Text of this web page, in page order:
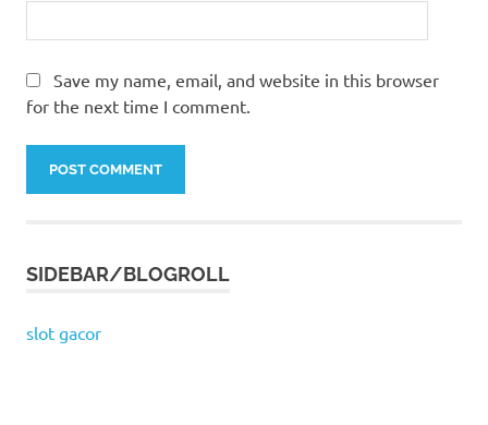
Save my name, email, and website in this browser
for the next time I comment.
SIDEBAR/BLOGROLL
slot gacor